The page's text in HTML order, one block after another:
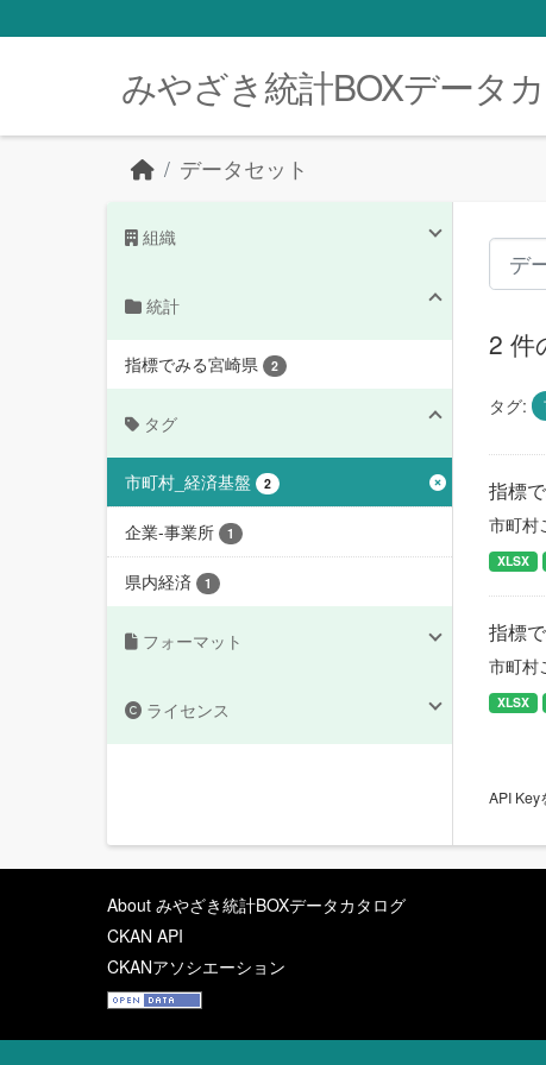
みやざき統計BOXデータ
データセット
組織
統計
指標でみる宮崎県 2
タグ
市町村_経済基盤 2
企業-事業所 1
県内経済 1
フォーマット
ライセンス
2 件
タグ:
指標
市町村
XLSX
指標
市町村
XLSX
API Key
About みやざき統計BOXデータカタログ
CKAN API
CKANアソシエーション